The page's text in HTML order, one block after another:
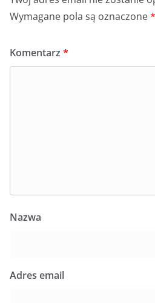
Wymagane pola są oznaczone*
Komentarz *
Nazwa
Adres email